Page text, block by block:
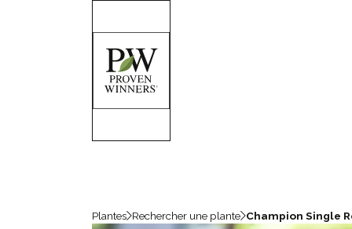
Plantes Rechercher une plante Champion Single